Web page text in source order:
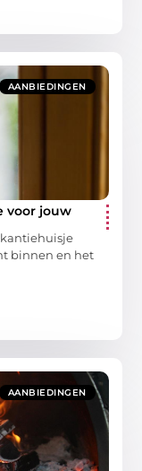
AANBIEDINGEN
voor jouw
binnen en het
AANBIEDINGEN